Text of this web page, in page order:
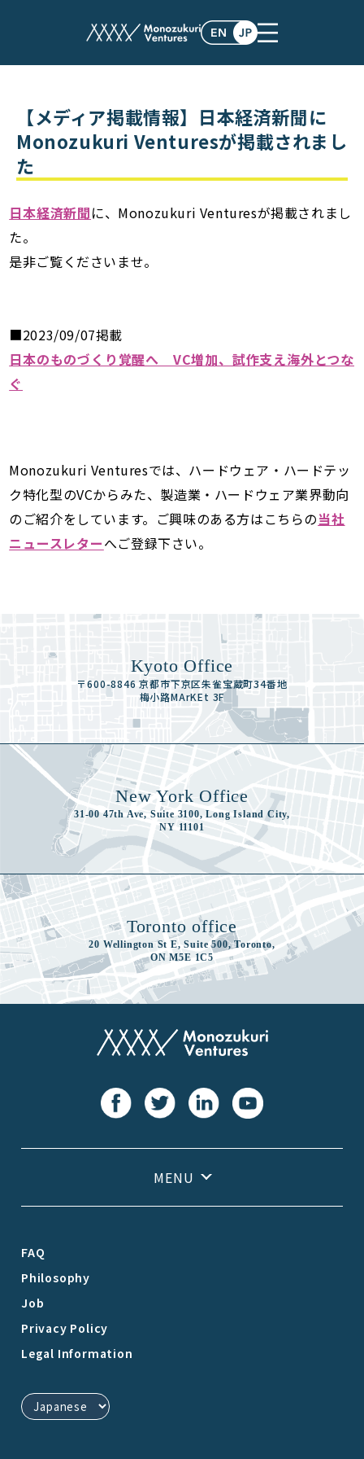
post
【メディア掲載情報】日本経済新聞に
Monozukuri Venturesが掲載されまし
た
日本経済新聞に、Monozukuri Venturesが掲載されまし
た。
是非ご覧くださいませ。
■2023/09/07掲載
日本のものづくり覚醒へ VC増加、試作支え海外とつな
ぐ
Monozukuri Venturesでは、ハードウェア・ハードテッ
ク特化型のVCからみた、製造業・ハードウェア業界動向
のご紹介をしています。ご興味のある方はこちらの当社
ニュースレターへご登録下さい。
Kyoto Office
〒600-8846 京都市下京区朱雀宝蔵町34番地
梅小路MArKEt 3F
New York Office
31-00 47th Ave, Suite 3100, Long Island City,
NY 11101
Toronto office
20 Wellington St E, Suite 500, Toronto,
ON M5E 1C5
FAQ
Philosophy
Job
Privacy Policy
Legal Information